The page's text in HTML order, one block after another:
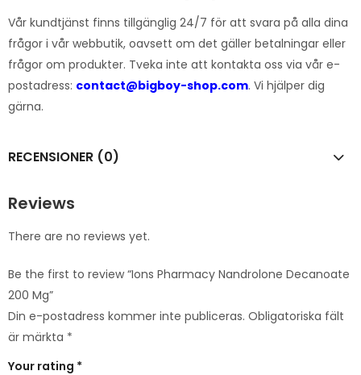
Vår kundtjänst finns tillgänglig 24/7 för att svara på alla dina
frågor i vår webbutik, oavsett om det gäller betalningar eller
frågor om produkter. Tveka inte att kontakta oss via vår e-
postadress: contact@bigboy-shop.com. Vi hjälper dig
gärna.
RECENSIONER (0)
Reviews
There are no reviews yet.
Be the first to review “Ions Pharmacy Nandrolone Decanoate
200 Mg”
Din e-postadress kommer inte publiceras. Obligatoriska fält
är märkta *
Your rating *